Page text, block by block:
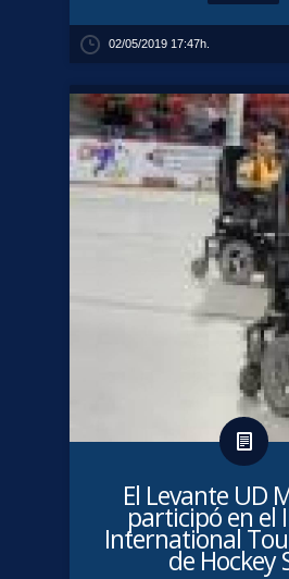
02/05/2019 17:47h.
El Levante UD
participó en el
International
de Hockey